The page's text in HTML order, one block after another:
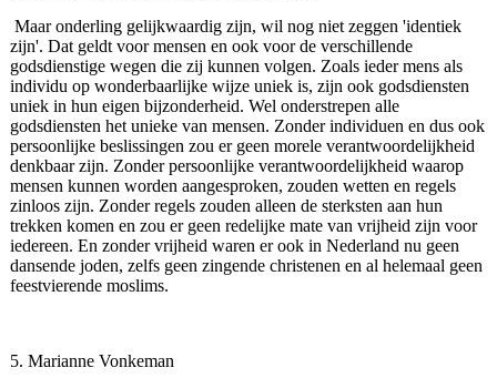
Maar onderling gelijkwaardig zijn, wil nog niet zeggen 'identiek
zijn'. Dat geldt voor mensen en ook voor de verschillende
godsdienstige wegen die zij kunnen volgen. Zoals ieder mens als
individu op wonderbaarlijke wijze uniek is, zijn ook godsdiensten
uniek in hun eigen bijzonderheid. Wel onderstrepen alle
godsdiensten het unieke van mensen. Zonder individuen en dus ook
persoonlijke beslissingen zou er geen morele verantwoordelijkheid
denkbaar zijn. Zonder persoonlijke verantwoordelijkheid waarop
mensen kunnen worden aangesproken, zouden wetten en regels
zinloos zijn. Zonder regels zouden alleen de sterksten aan hun
trekken komen en zou er geen redelijke mate van vrijheid zijn voor
iedereen. En zonder vrijheid waren er ook in Nederland nu geen
dansende joden, zelfs geen zingende christenen en al helemaal geen
feestvierende moslims.
5. Marianne Vonkeman